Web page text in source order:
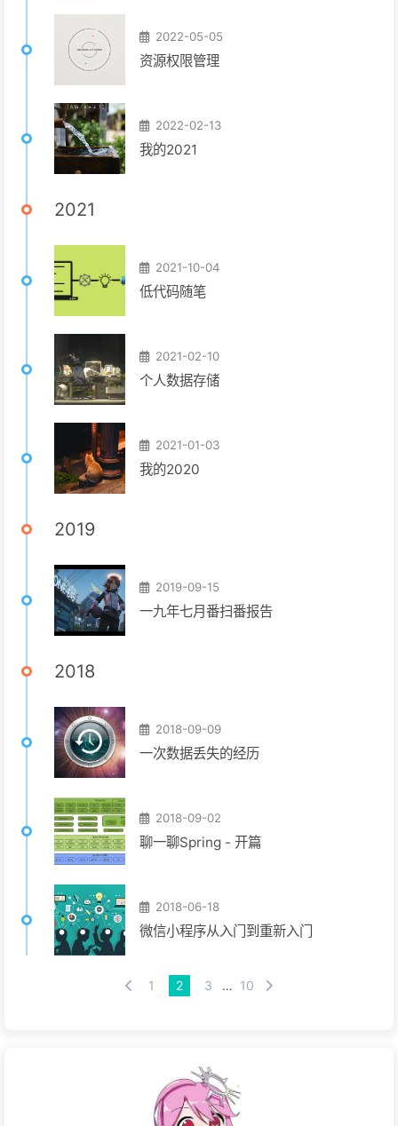
2022-05-05
资源权限管理
2022-02-13
我的2021
2021
2021-10-04
低代码随笔
2021-02-10
个人数据存储
2021-01-03
我的2020
2019
2019-09-15
一九年七月番扫番报告
2018
2018-09-09
一次数据丢失的经历
2018-09-02
聊一聊Spring - 开篇
2018-06-18
微信小程序从入门到重新入门
1 2 3 … 10